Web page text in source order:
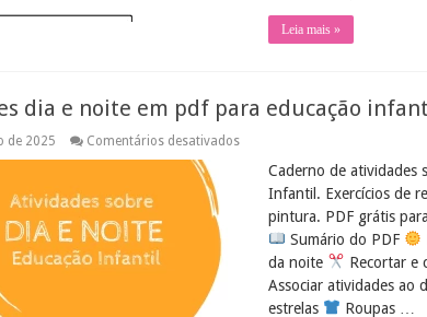
Leia mais »
dia e noite em pdf para educação
de 2025 Comentários desativadosem
noite
educação
infantil
Caderno de atividades
Infantil. Exercícios de
pintura. PDF grátis
Sumário do PDF
da noite
Recortar e
Associar atividades ao
estrelas
Roupas …